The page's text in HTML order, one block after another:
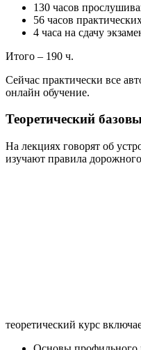
130 часов
56 часов
4 часа на сдачу
Итого – 190 ч.
Сейчас практически все
онлайн обучение.
Теоретический
На лекциях говорят об
изучают правила
теоретический курс